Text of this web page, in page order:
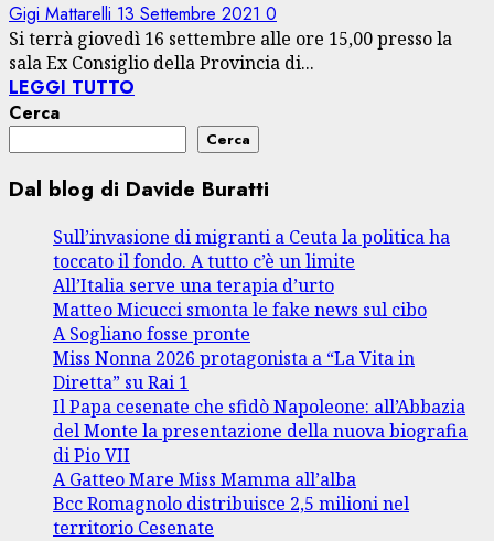
Gigi Mattarelli 13 Settembre 2021 0
Si terrà giovedì 16 settembre alle ore 15,00 presso la
sala Ex Consiglio della Provincia di...
LEGGI TUTTO
Cerca
Cerca
Dal blog di Davide Buratti
Sull’invasione di migranti a Ceuta la politica ha
toccato il fondo. A tutto c’è un limite
All’Italia serve una terapia d’urto
Matteo Micucci smonta le fake news sul cibo
A Sogliano fosse pronte
Miss Nonna 2026 protagonista a “La Vita in
Diretta” su Rai 1
Il Papa cesenate che sfidò Napoleone: all’Abbazia
del Monte la presentazione della nuova biografia
di Pio VII
A Gatteo Mare Miss Mamma all’alba
Bcc Romagnolo distribuisce 2,5 milioni nel
territorio Cesenate